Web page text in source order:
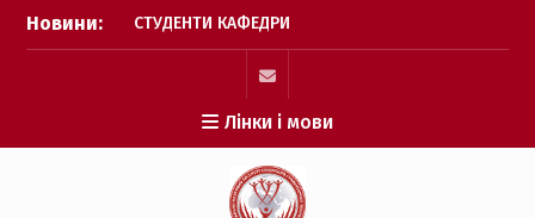
Перейти
Новини:
УПРАВЛІННЯ ПРИЙНЯЛИ
АКТИВНУ УЧАСТЬ У
ПРИСВЯЧЕНИХ 30-ТІЙ
КОНСТИТУЦІЇ УКРАЇНИ
Викладач кафедри
фізичного виховання
mail
Лінки і мови